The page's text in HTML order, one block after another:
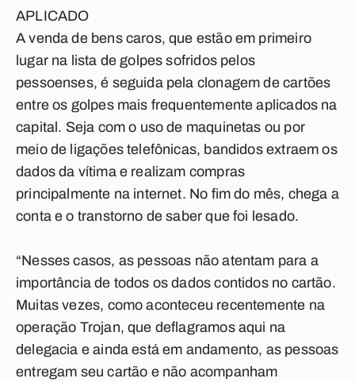
APLICADO
A venda de bens caros, que estão em primeiro
lugar na lista de golpes sofridos pelos
pessoenses, é seguida pela clonagem de cartões
entre os golpes mais frequentemente aplicados na
capital. Seja com o uso de maquinetas ou por
meio de ligações telefônicas, bandidos extraem os
dados da vítima e realizam compras
principalmente na internet. No fim do mês, chega a
conta e o transtorno de saber que foi lesado.
“Nesses casos, as pessoas não atentam para a
importância de todos os dados contidos no cartão.
Muitas vezes, como aconteceu recentemente na
operação Trojan, que deflagramos aqui na
delegacia e ainda está em andamento, as pessoas
entregam seu cartão e não acompanham